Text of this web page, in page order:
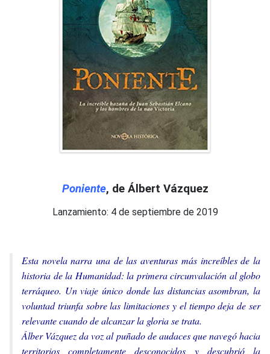
Poniente, de Álbert Vázquez
Lanzamiento: 4 de septiembre de 2019
Esta novela narra una de las aventuras más increíbles de la
historia de la Humanidad: la primera circunvalación al globo
terráqueo. Un viaje único donde las distancias asombran, la
voluntad triunfa sobre las limitaciones y el tiempo deja de ser
relevante cuando de alcanzar la gloria se trata.
Álber Vázquez da voz al puñado de audaces que navegó hacia
territorios completamente desconocidos y descubrió la